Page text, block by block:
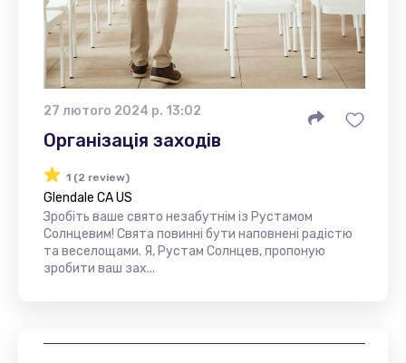
27 лютого 2024 р. 13:02
Організація заходів
1 (2 review)
Glendale CA US
Зробіть ваше свято незабутнім із Рустамом
Солнцевим! Свята повинні бути наповнені радістю
та веселощами. Я, Рустам Солнцев, пропоную
зробити ваш зах...